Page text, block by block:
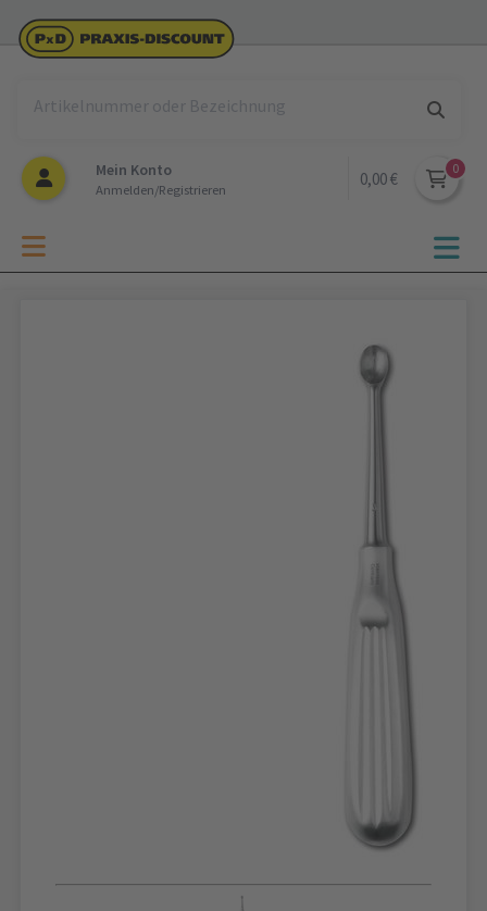
Mein Konto
Anmelden/Registrieren
0,00 €